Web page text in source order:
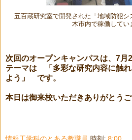
五百蔵研究室で開発された「地域防犯シ
木市内で稼働してい
次回のオープンキャンパスは、7月
テーマは 「多彩な研究内容に触
よう」 です。
本日は御来校いただきありがとうご